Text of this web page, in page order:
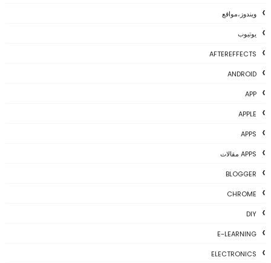
ويندوز،مواقع
يوتيوب
AFTEREFFECTS
ANDROID
APP
APPLE
APPS
APPS مقالات
BLOGGER
CHROME
DIY
E-LEARNING
ELECTRONICS